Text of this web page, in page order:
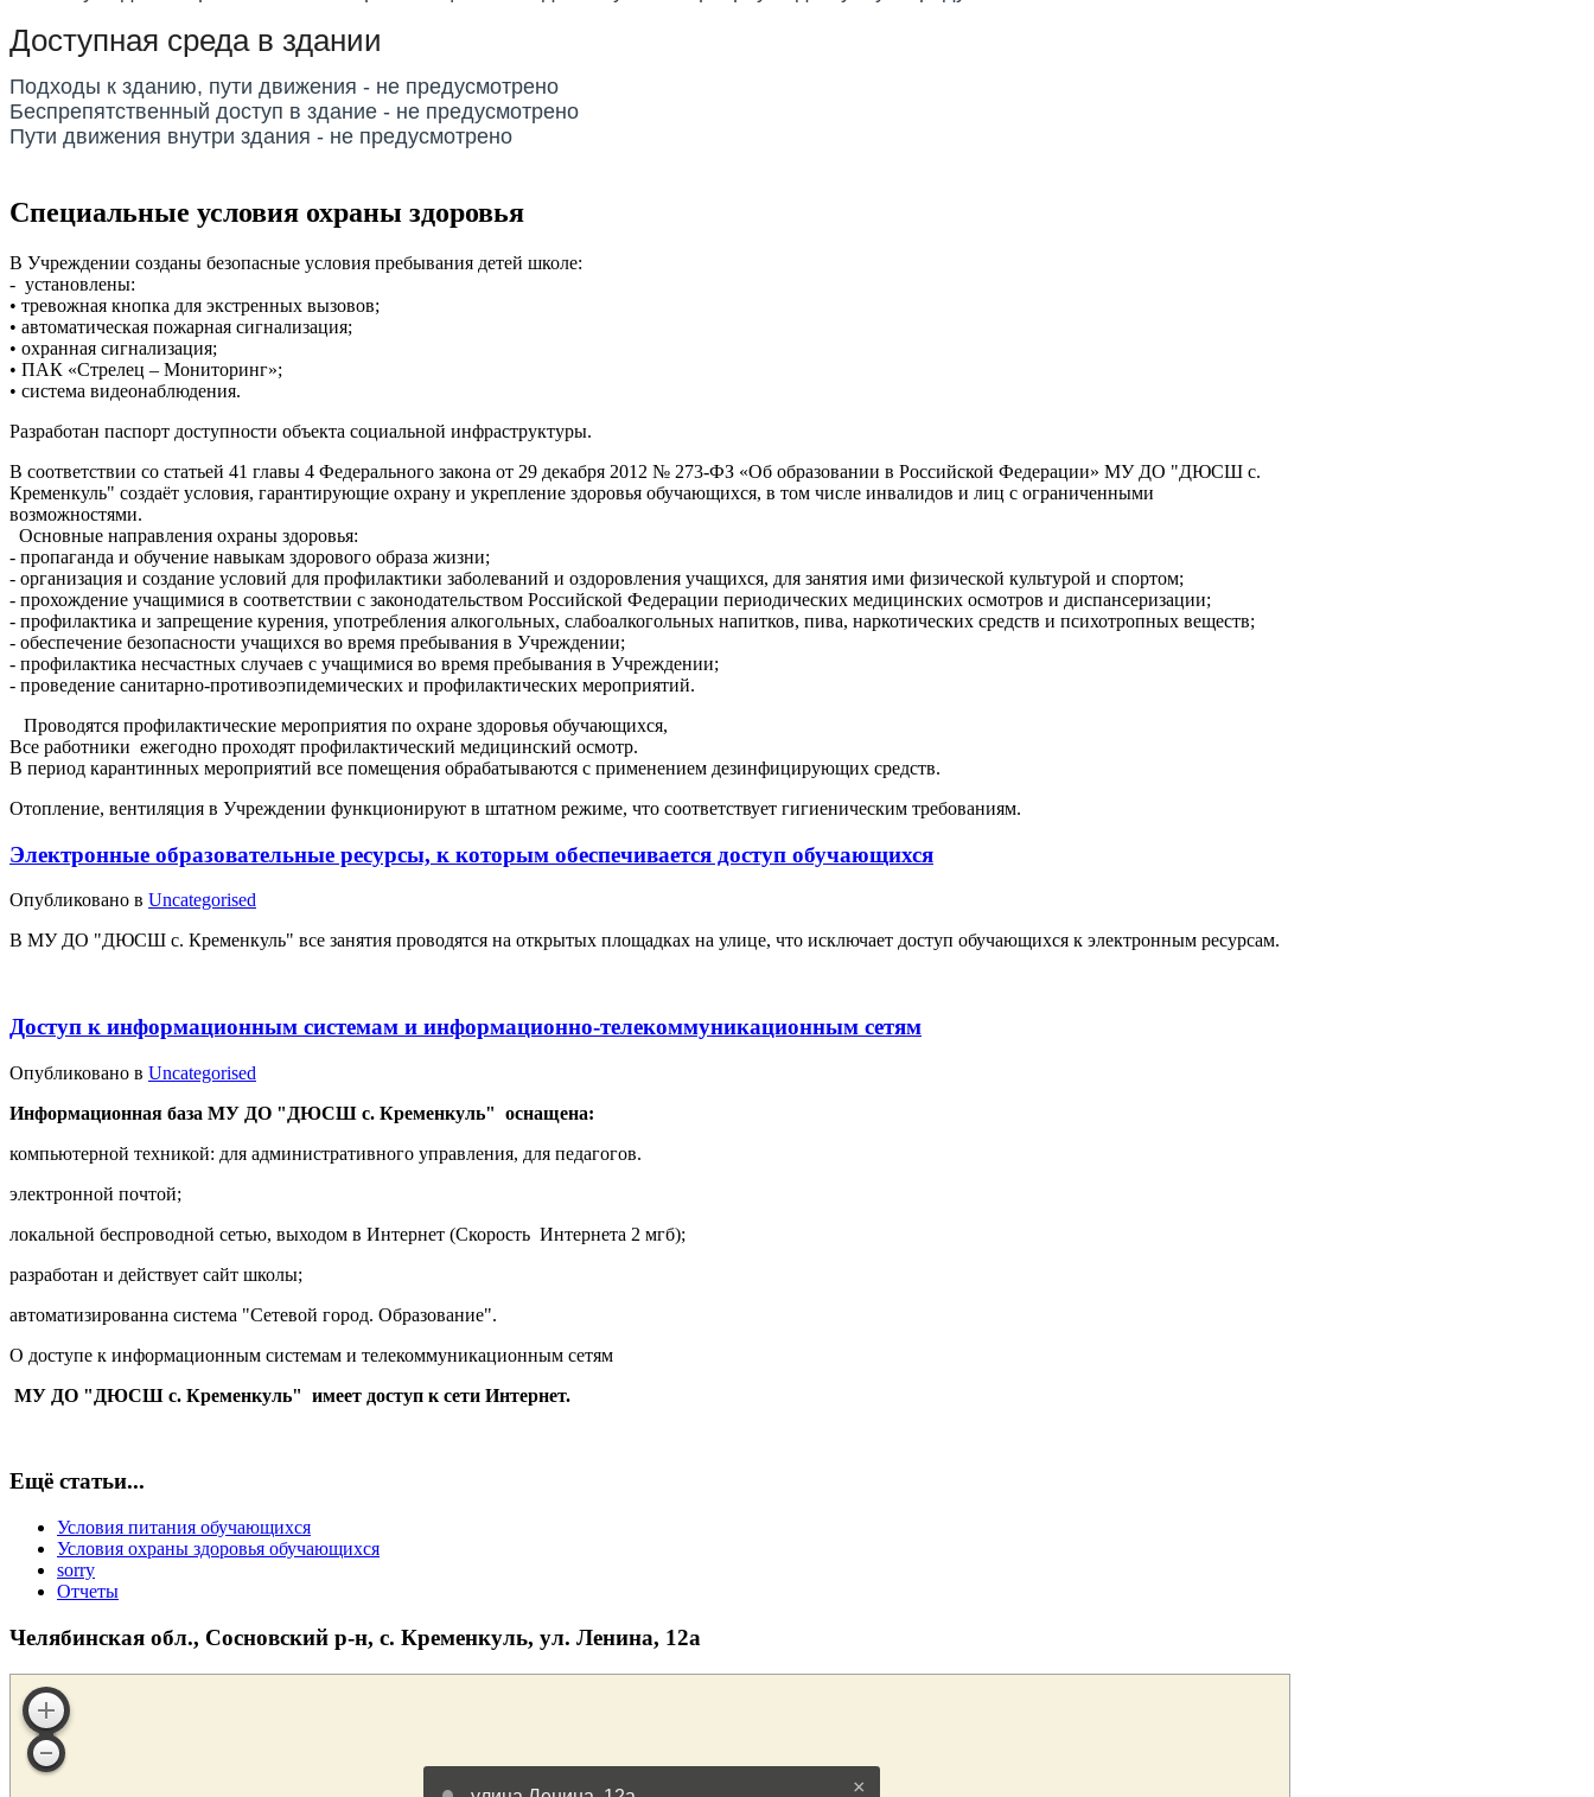
Доступная среда в здании
Подходы к зданию, пути движения - не предусмотрено
Беспрепятственный доступ в здание - не предусмотрено
Пути движения внутри здания - не предусмотрено
Специальные условия охраны здоровья
В Учреждении созданы безопасные условия пребывания детей школе:
- установлены:
• тревожная кнопка для экстренных вызовов;
• автоматическая пожарная сигнализация;
• охранная сигнализация;
• ПАК «Стрелец – Мониторинг»;
• система видеонаблюдения.
Разработан паспорт доступности объекта социальной инфраструктуры.
В соответствии со статьей 41 главы 4 Федерального закона от 29 декабря 2012 № 273-ФЗ «Об образовании в Российской Федерации» МУ ДО "ДЮСШ с.
Кременкуль" создаёт условия, гарантирующие охрану и укрепление здоровья обучающихся, в том числе инвалидов и лиц с ограниченными
возможностями.
Основные направления охраны здоровья:
- пропаганда и обучение навыкам здорового образа жизни;
- организация и создание условий для профилактики заболеваний и оздоровления учащихся, для занятия ими физической культурой и спортом;
- прохождение учащимися в соответствии с законодательством Российской Федерации периодических медицинских осмотров и диспансеризации;
- профилактика и запрещение курения, употребления алкогольных, слабоалкогольных напитков, пива, наркотических средств и психотропных веществ;
- обеспечение безопасности учащихся во время пребывания в Учреждении;
- профилактика несчастных случаев с учащимися во время пребывания в Учреждении;
- проведение санитарно-противоэпидемических и профилактических мероприятий.
Проводятся профилактические мероприятия по охране здоровья обучающихся,
Все работники ежегодно проходят профилактический медицинский осмотр.
В период карантинных мероприятий все помещения обрабатываются с применением дезинфицирующих средств.
Отопление, вентиляция в Учреждении функционируют в штатном режиме, что соответствует гигиеническим требованиям.
Электронные образовательные ресурсы, к которым обеспечивается доступ обучающихся
Опубликовано в Uncategorised
В МУ ДО "ДЮСШ с. Кременкуль" все занятия проводятся на открытых площадках на улице, что исключает доступ обучающихся к электронным ресурсам.
Доступ к информационным системам и информационно-телекоммуникационным сетям
Опубликовано в Uncategorised
Информационная база МУ ДО "ДЮСШ с. Кременкуль" оснащена:
компьютерной техникой: для административного управления, для педагогов.
электронной почтой;
локальной беспроводной сетью, выходом в Интернет (Скорость Интернета 2 мгб);
разработан и действует сайт школы;
автоматизированна система "Сетевой город. Образование".
О доступе к информационным системам и телекоммуникационным сетям
МУ ДО "ДЮСШ с. Кременкуль" имеет доступ к сети Интернет.
Ещё статьи...
Условия питания обучающихся
Условия охраны здоровья обучающихся
sorry
Отчеты
Челябинская обл., Сосновский р-н, c. Кременкуль, ул. Ленина, 12а